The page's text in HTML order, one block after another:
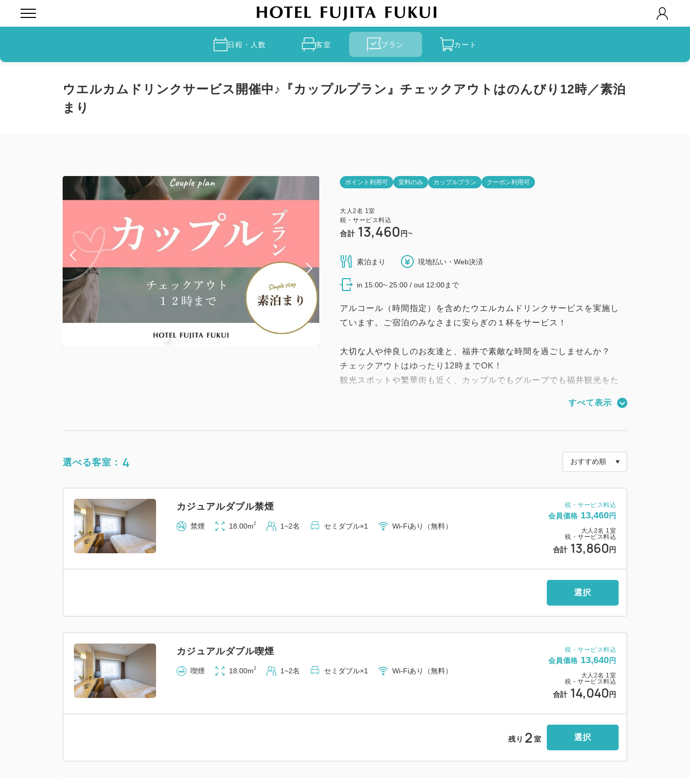
日程・人数 客室 プラン カート
ウエルカムドリンクサービス開催中♪『カップルプラン』チェックアウトはのんびり12時／素泊
まり
ポイント利用可 室料のみ カップルプラン クーポン利用可
大人2名 1室
税・サービス料込
合計 13,460 円~
素泊まり 現地払い・Web決済
in 15:00~ 25:00 / out 12:00まで
アルコール（時間指定）を含めたウエルカムドリンクサービスを実施し
ています。ご宿泊のみなさまに安らぎの１杯をサービス！
大切な人や仲良しのお友達と、福井で素敵な時間を過ごしませんか？
チェックアウトはゆったり12時までOK！
観光スポットや繁華街も近く、カップルでもグループでも福井観光をた
■ホテルフジタ福井の魅力
1：当館名物「ローストビーフ丼」や「蟹雑炊」など、全50種類以上の朝
2：シャンプーバーなどのアメニティバイキング
3：福井駅徒歩8分・片町徒歩1分の好立地で観光にも最適
・福井ICより車で約10分
高さ制限 2.1mまで（15台）/1.55mまで（150台）
営業時間：7:30～23:00（※7:30前の出発不可）
すべて表示
選べる客室： 4
税・サービス料込
会員価格 13,460円
大人 2名 1室
税・サービス料込
合計 13,860 円
カジュアルダブル禁煙
禁煙 18.00m2 1~2名 セミダブル×1 Wi-Fiあり（無料）
選択
税・サービス料込
会員価格 13,640円
大人 2名 1室
税・サービス料込
合計 14,040 円
カジュアルダブル喫煙
喫煙 18.00m2 1~2名 セミダブル×1 Wi-Fiあり（無料）
残り 2 室 選択